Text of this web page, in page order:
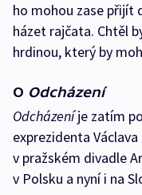
ho mohou zase přijít
házet rajčata. Chtěl
hrdinou, který by
O Odcházení
Odcházeníje zatím
exprezidenta
v pražském divadle
v Polsku a nyní i na